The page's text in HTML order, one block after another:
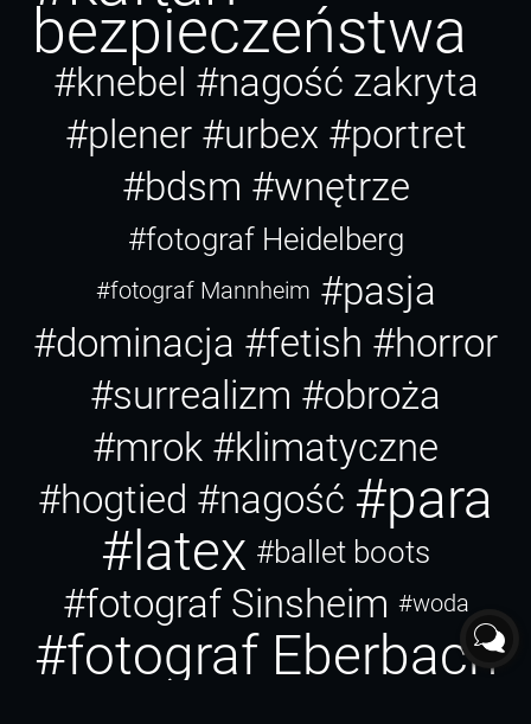
bezpieczeństwa
#knebel #nagość zakryta
#plener #urbex #portret
#bdsm #wnętrze
#fotograf Heidelberg
#fotograf Mannheim #pasja
#dominacja #fetish #horror
#surrealizm #obroża
#mrok #klimatyczne
#hogtied #nagość #para
#latex #ballet boots
#fotograf Sinsheim #woda
#fotograf Eberbach